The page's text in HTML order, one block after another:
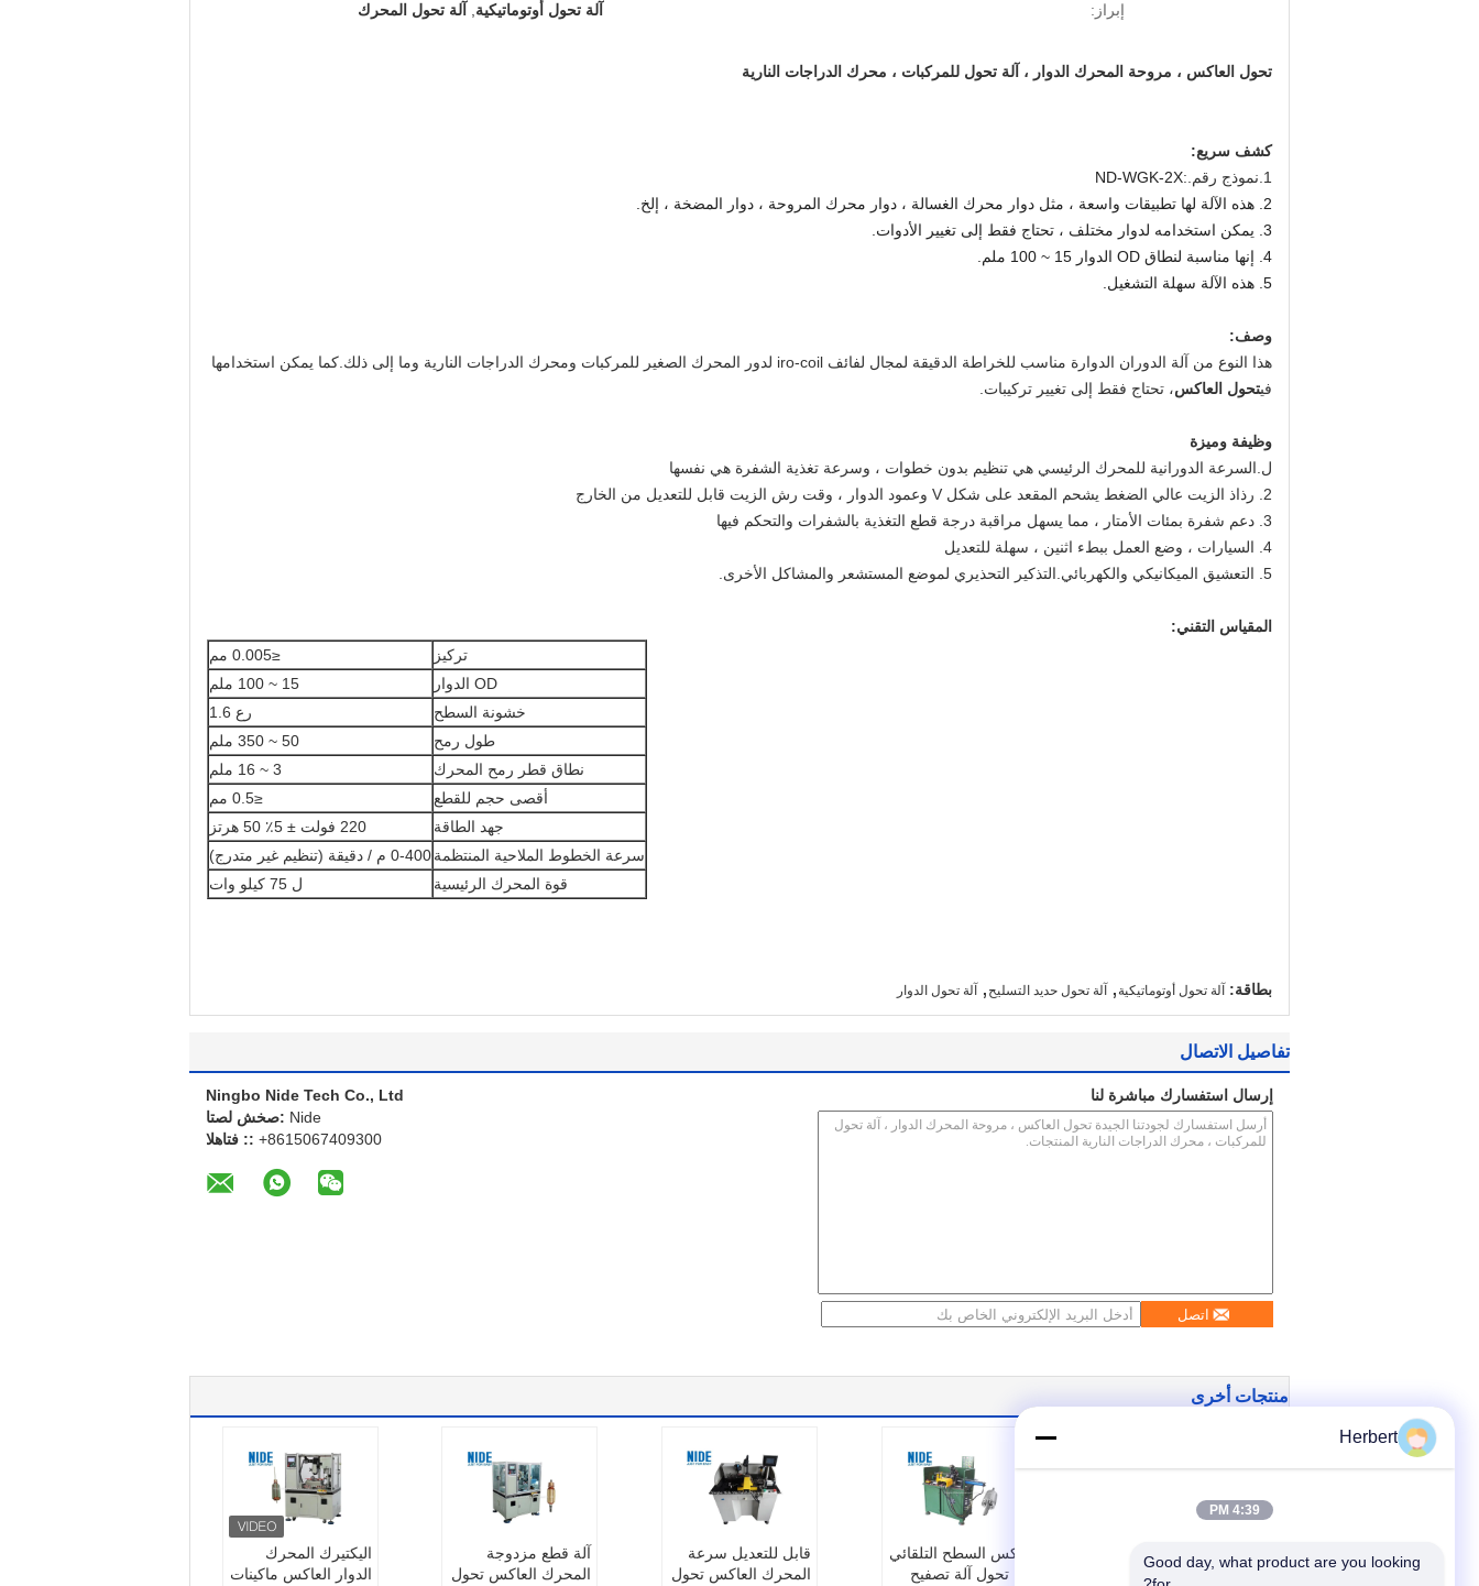
إبراز: آلة تحول أوتوماتيكية آلة تحول المحرك
تحول العاكس ، مروحة المحرك الدوار ، آلة تحول للمركبات ، محرك الدراجات النارية
كشف سريع:
1. نموذج رقم.:ND-WGK-2X
2. هذه الآلة لها تطبيقات واسعة ، مثل دوار محرك الغسالة ، دوار محرك المروحة ، دوار المضخة ، إلخ.
3. يمكن استخدامه لدوار مختلف ، تحتاج فقط إلى تغيير الأدوات.
4. إنها مناسبة لنطاق OD الدوار 15 ~ 1
00 ملم.
5. هذه الآلة سهلة التشغيل.
وصف:
هذا النوع من آلة الدوران الدوارة مناسب للخراطة الدقيقة لمجال لفائف iro-coil لدور المحرك الصغير للمركبات ومحرك الدراجات النارية وما إلى ذلك.كما يمكن استخدامها
فيتحول العاكس، تحتاج فقط إلى تغيير تركيبات.
وظيفة وميزة
ل.السرعة الدورانية للمحرك الرئيسي هي تنظيم بدون خطوات ، وسرعة تغذية الشفرة هي نفسها
2. رذاذ الزيت عالي الضغط يشحم المقعد على شكل V وعمود الدوار ، وقت رش الزيت قابل للتعديل من الخارج
3. دعم شفرة بمئات الأمتار ، مما يسهل مراقبة درجة قطع التغذية بالشفرات والتحكم فيها
4. السيارات ، وضع العمل ببطء اثنين ، سهلة للتعديل
5. التعشيق الميكانيكي والكهربائي.التذكير التحذيري لموضع المستشعر والمشاكل الأخرى.
المقياس التقني:
تركيز
≤0.005 مم
OD الدوار
15 ~ 100 ملم
خشونة السطح
رع 1.6
طول رمح
50 ~ 350 ملم
نطاق قطر رمح المحرك
3 ~ 16 ملم
أقصى حجم للقطع
≤0.5 مم
جهد الطاقة
220 فولت ± 5٪ 50 هرتز
سرعة الخطوط الملاحية المنتظمة0-400 م / دقيقة (تنظيم غير متدرج)
قوة المحرك الرئيسية
ل 75 كيلو وات
بطاقة: آلة تحول أوتوماتيكية , آلة تحول حديد التسليح , آلة تحول الدوار
تفاصيل الاتصال
Ningbo Nide Tech Co., Ltd
اتصل شخص: Nide
الهاتف :: +8615067409300
إرسال استفسارك مباشرة لنا
اتصل
منتجات أخرى
اليكتيرك المحرك
الدوار العاكس ماكينات
آلة قطع مزدوجة
المحرك العاكس تحول
قابل للتعديل سرعة
المحرك العاكس تحول
عاكس السطح التلقائي
آلة تحول آلة تصفيح
شبه التلقائي الدوار
باستخدام الحاسب
Herbert
4:39 PM
Good day, what product are you looking